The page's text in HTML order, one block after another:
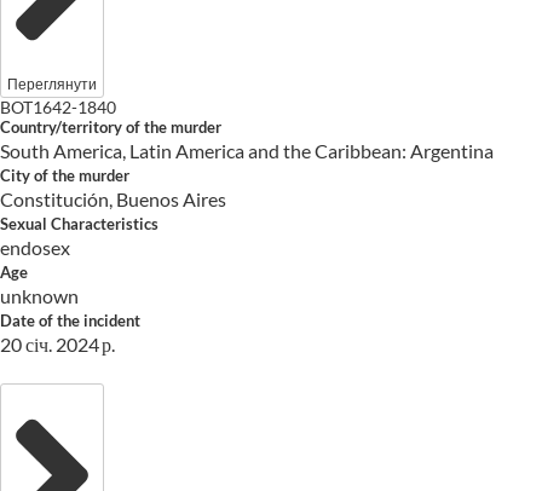
Переглянути
BOT1642-1840
Country/territory of the murder
South America, Latin America and the Caribbean: Argentina
City of the murder
Constitución, Buenos Aires
Sexual Characteristics
endosex
Age
unknown
Date of the incident
20 січ. 2024 р.